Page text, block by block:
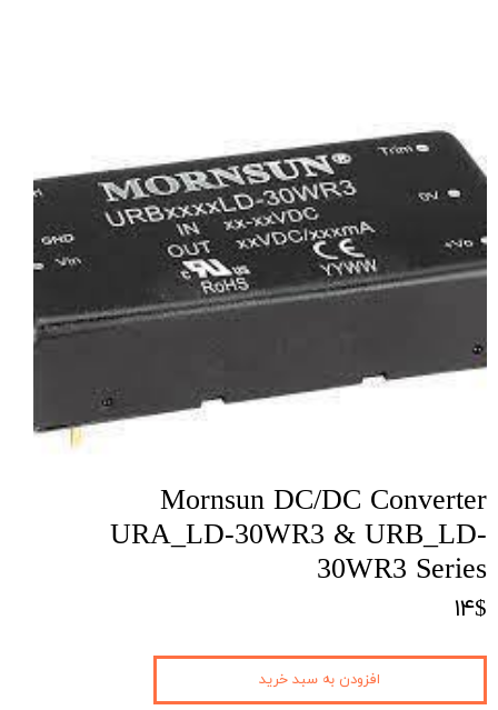
Mornsun DC/DC Converter
URA_LD-30WR3 & URB_LD-
30WR3 Series
۱۴$
افزودن به سبد خرید